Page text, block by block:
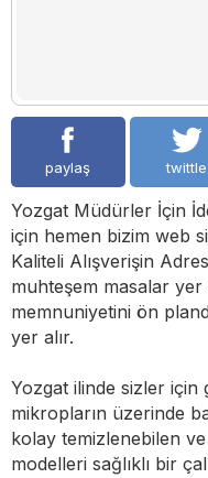
paylaş twittle
Yozgat Müdürler İçin
için hemen bizim web
Kaliteli Alışverişin
muhteşem masalar yer
memnuniyetini ön
yer alır.
Yozgat ilinde sizler için
mikropların üzerinde
kolay temizlenebilen ve
modelleri sağlıklı bir